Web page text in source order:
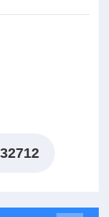
的一站式、全链
药物开发提速增